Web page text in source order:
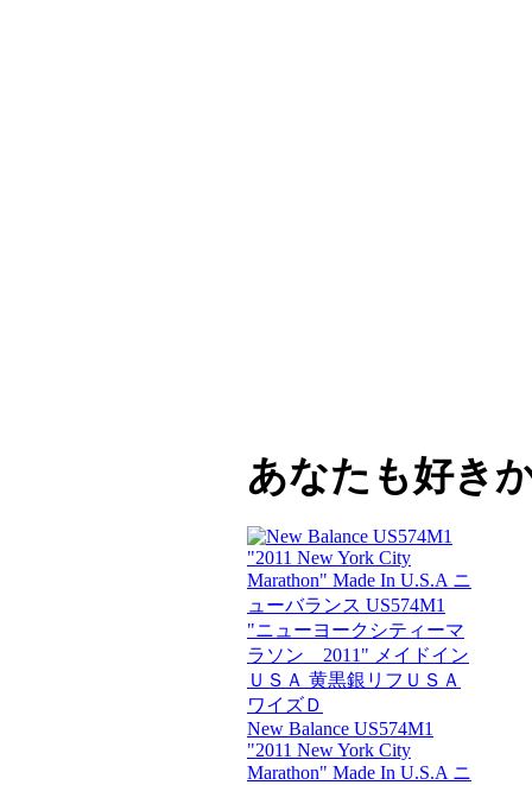
あなたも好き
New Balance US574M1
"2011 New York City
Marathon" Made In U.S.A ニ